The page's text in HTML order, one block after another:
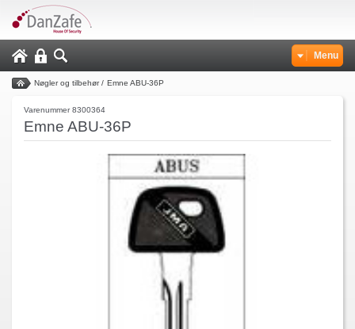
Menu
Nøgler og tilbehør/ Emne ABU-36P
Varenummer 8300364
Emne ABU-36P